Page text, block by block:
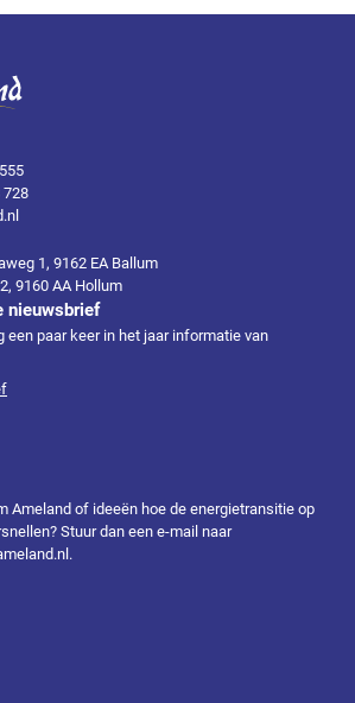
728
1, 9162 EA Ballum
9160 AA Hollum
nieuwsbrief
een paar keer in het jaar informatie van
Ameland of ideeën hoe de energietransitie op
Stuur dan een e-mail naar
.